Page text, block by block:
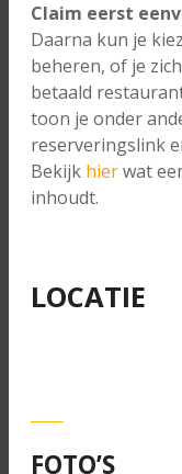
Claim eerst
Daarna kun je
beheren, of je
betaald
toon je onder
reserveringslink
Bekijk hierwat
inhoudt.
LOCATIE
FOTO’S